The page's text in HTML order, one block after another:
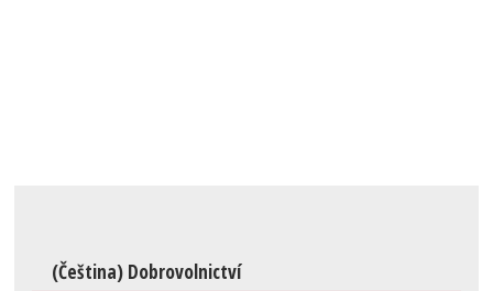
(Čeština) Dobrovolnictví